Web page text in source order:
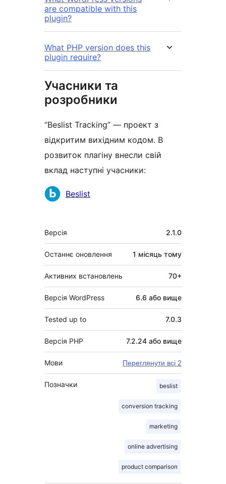
are compatible with this
plugin?
What PHP version does this
plugin require?
Учасники та
розробники
“Beslist Tracking” — проект з
відкритим вихідним кодом. В
розвиток плагіну внесли свій
вклад наступні учасники:
Учасники
Beslist
Мета
Версія 2.1.0
Останнє оновлення 1 місяць тому
Активних встановлень 70+
Версія WordPress 6.6 або вище
Tested up to 7.0.3
Версія PHP 7.2.24 або вище
Мови Переглянути всі 2
Позначки beslist
conversion tracking
marketing
online advertising
product comparison